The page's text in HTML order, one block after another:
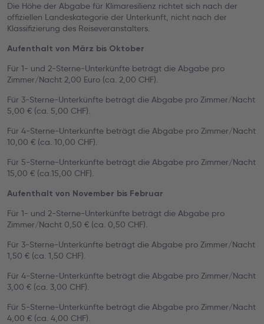
Die Höhe der Abgabe für Klimaresilienz richtet sich nach der
offiziellen Landeskategorie der Unterkunft, nicht nach der
Klassifizierung des Reiseveranstalters.
Aufenthalt von März bis Oktober
Für 1- und 2-Sterne-Unterkünfte beträgt die Abgabe pro
Zimmer/Nacht 2,00 Euro (ca. 2,00 CHF).
Für 3-Sterne-Unterkünfte beträgt die Abgabe pro Zimmer/Nacht
5,00 € (ca. 5,00 CHF).
Für 4-Sterne-Unterkünfte beträgt die Abgabe pro Zimmer/Nacht
10,00 € (ca. 10,00 CHF).
Für 5-Sterne-Unterkünfte beträgt die Abgabe pro Zimmer/Nacht
15,00 € (ca.15,00 CHF).
Aufenthalt von November bis Februar
Für 1- und 2-Sterne-Unterkünfte beträgt die Abgabe pro
Zimmer/Nacht 0,50 € (ca. 0,50 CHF).
Für 3-Sterne-Unterkünfte beträgt die Abgabe pro Zimmer/Nacht
1,50 € (ca. 1,50 CHF).
Für 4-Sterne-Unterkünfte beträgt die Abgabe pro Zimmer/Nacht
3,00 € (ca. 3,00 CHF).
Für 5-Sterne-Unterkünfte beträgt die Abgabe pro Zimmer/Nacht
4,00 € (ca. 4,00 CHF).